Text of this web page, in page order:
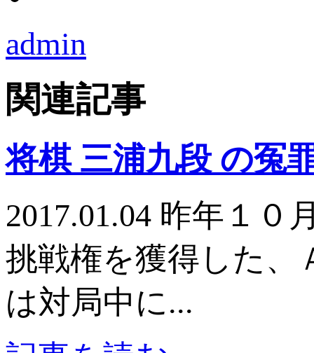
admin
関連記事
将棋 三浦九段 の冤
2017.01.04 昨年１
挑戦権を獲得した、
は対局中に...